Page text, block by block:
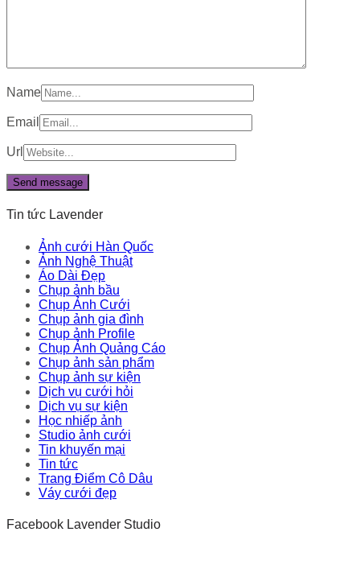
Name
Email
Url
Tin tức Lavender
Ảnh cưới Hàn Quốc
Ảnh Nghệ Thuật
Áo Dài Đẹp
Chụp ảnh bầu
Chụp Ảnh Cưới
Chụp ảnh gia đình
Chụp ảnh Profile
Chụp Ảnh Quảng Cáo
Chụp ảnh sản phẩm
Chụp ảnh sự kiện
Dịch vụ cưới hỏi
Dịch vụ sự kiện
Học nhiếp ảnh
Studio ảnh cưới
Tin khuyến mại
Tin tức
Trang Điểm Cô Dâu
Váy cưới đẹp
Facebook Lavender Studio